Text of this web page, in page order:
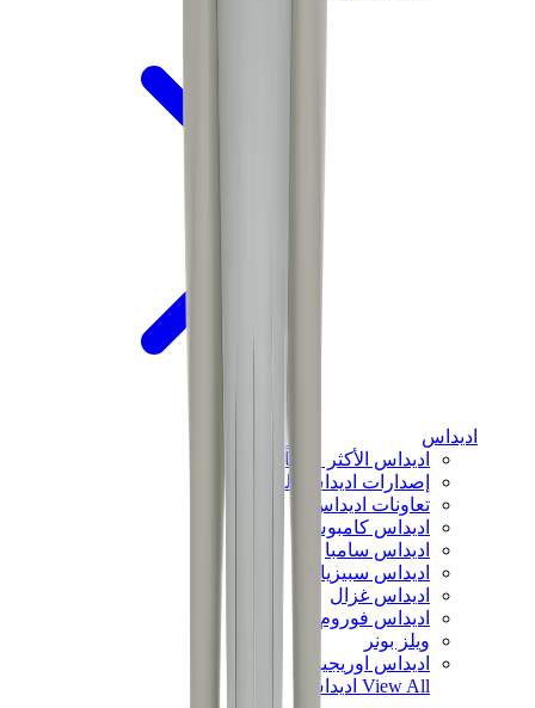
اديداس
اديداس الأكثر مبيعاً
إصدارات اديداس الجديدة
تعاونات اديداس
اديداس كامبوس
اديداس سامبا
اديداس سبيزيال
اديداس غزال
اديداس فوروم لو
ويلز بونر
اديداس اوريجينالز
View All اديداس